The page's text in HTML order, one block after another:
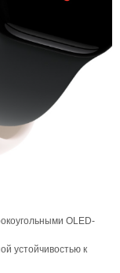
OLED-
устойчивостью к